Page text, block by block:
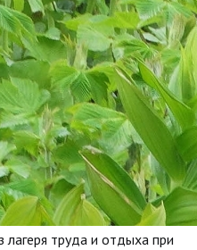
лагеря труда и отдыха при